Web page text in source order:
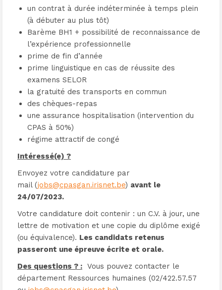
un contrat à durée indéterminée à temps plein
(à débuter au plus tôt)
Barème BH1 + possibilité de reconnaissance de
l’expérience professionnelle
prime de fin d’année
prime linguistique en cas de réussite des
examens SELOR
la gratuité des transports en commun
des chèques-repas
une assurance hospitalisation (intervention du
CPAS à 50%)
régime attractif de congé
Intéressé(e) ?
Envoyez votre candidature par
mail (jobs@cpasgan.irisnet.be) avant le
24/07/2023.
Votre candidature doit contenir : un C.V. à jour, une
lettre de motivation et une copie du diplôme exigé
(ou équivalence). Les candidats retenus
passeront une épreuve écrite et orale.
Des questions ? : Vous pouvez contacter le
département Ressources humaines (02/422.57.57